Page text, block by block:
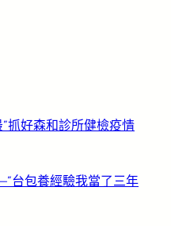
抓好森和診所健檢疫情
台包養經驗我當了三年